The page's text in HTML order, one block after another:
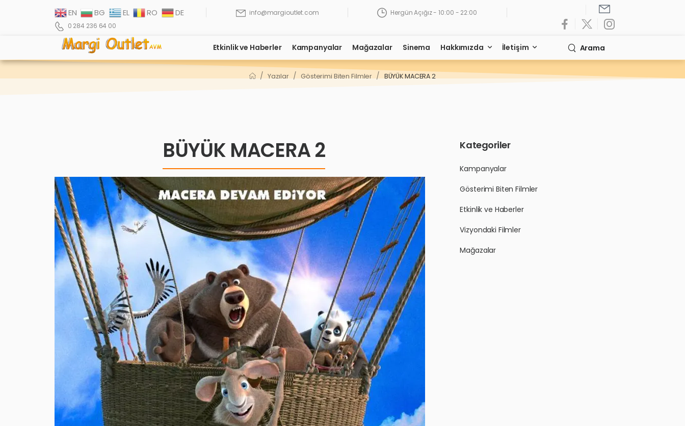
EN BG EL RO DE info@margioutlet.com
Hergün Açığız - 10:00 - 22:00
0 284 236 64 00
Etkinlik ve Haberler Kampanyalar Mağazalar Sinema Hakkımızda İletişim Arama
/ Yazılar / Gösterimi Biten Filmler / BÜYÜK MACERA 2
Kategoriler
Kampanyalar
Gösterimi Biten Filmler
Etkinlik ve Haberler
Vizyondaki Filmler
Mağazalar
BÜYÜK MACERA 2